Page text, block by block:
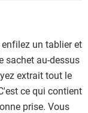
un tablier et
sachet au-dessus
extrait tout le
ce qui contient
prise. Vous